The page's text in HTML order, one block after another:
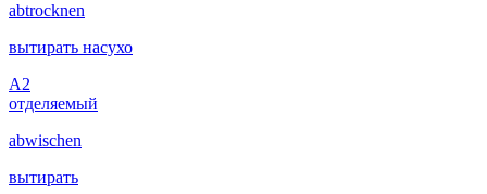
abtrocknen
вытирать насухо
A2
отделяемый
abwischen
вытирать